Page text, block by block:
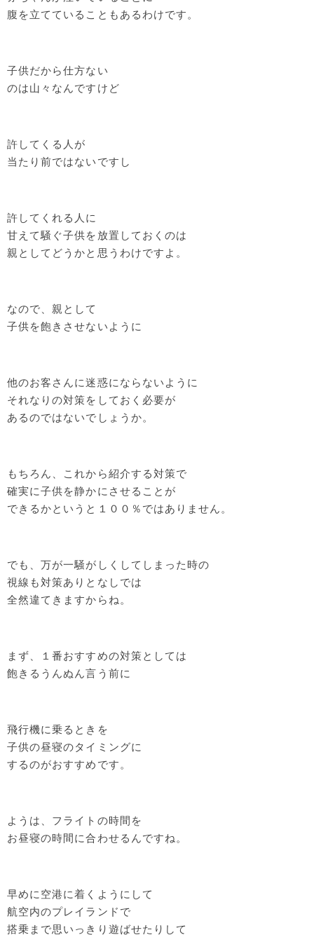
腹を立てていることもあるわけです。
子供だから仕方ない
のは山々なんですけど
許してくる人が
当たり前ではないですし
許してくれる人に
甘えて騒ぐ子供を放置しておくのは
親としてどうかと思うわけですよ。
なので、親として
子供を飽きさせないように
他のお客さんに迷惑にならないように
それなりの対策をしておく必要が
あるのではないでしょうか。
もちろん、これから紹介する対策で
確実に子供を静かにさせることが
できるかというと１００％ではありません。
でも、万が一騒がしくしてしまった時の
視線も対策ありとなしでは
全然違てきますからね。
まず、１番おすすめの対策としては
飽きるうんぬん言う前に
飛行機に乗るときを
子供の昼寝のタイミングに
するのがおすすめです。
ようは、フライトの時間を
お昼寝の時間に合わせるんですね。
早めに空港に着くようにして
航空内のプレイランドで
搭乗まで思いっきり遊ばせたりして